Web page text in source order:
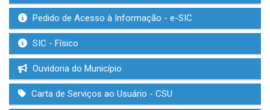
Pedido de Acesso à Informação - e-SIC
SIC - Físico
Ouvidoria do Município
Carta de Serviços ao Usuário - CSU